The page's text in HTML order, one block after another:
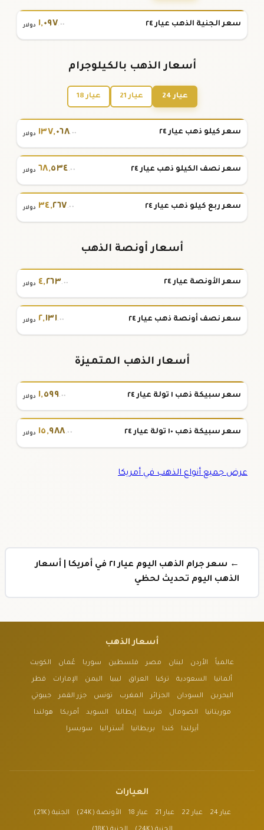
سعر الجنية الذهب عيار ٢٤ ١,٠٩٧.٠٠ دولار
أسعار الذهب بالكيلوجرام
عيار 24 عيار 21 عيار 18
سعر كيلو ذهب عيار ٢٤ ١٣٧,٠٦٨.٠٠ دولار
سعر نصف الكيلو ذهب عيار ٢٤ ٦٨,٥٣٤.٠٠ دولار
سعر ربع كيلو ذهب عيار ٢٤ ٣٤,٢٦٧.٠٠ دولار
أسعار أونصة الذهب
سعر الأونصة عيار ٢٤ ٤,٢٦٣.٠٠ دولار
سعر نصف أونصة ذهب عيار ٢٤ ٢,١٣١.٠٠ دولار
أسعار الذهب المتميزة
سعر سبيكة ذهب ١ تولة عيار ٢٤ ١,٥٩٩.٠٠ دولار
سعر سبيكة ذهب ١٠ تولة عيار ٢٤ ١٥,٩٨٨.٠٠ دولار
عرض جميع أنواع الذهب في أمريكا
← سعر جرام الذهب اليوم عيار ٢١ في أمريكا | أسعار
الذهب اليوم تحديث لحظي
أسعار الذهب
عالمياً الأردن لبنان مصر فلسطين سوريا عُمان الكويت
ألمانيا السعودية تركيا العراق ليبيا اليمن الإمارات قطر
البحرين السودان الجزائر المغرب تونس جزر القمر جيبوتي
موريتانيا الصومال فرنسا إيطاليا السويد أمريكا هولندا
أيرلندا كندا بريطانيا أستراليا سويسرا
العيارات
عيار 24 عيار 22 عيار 21 عيار 18 الأونصة (24K) الجنية (21K)